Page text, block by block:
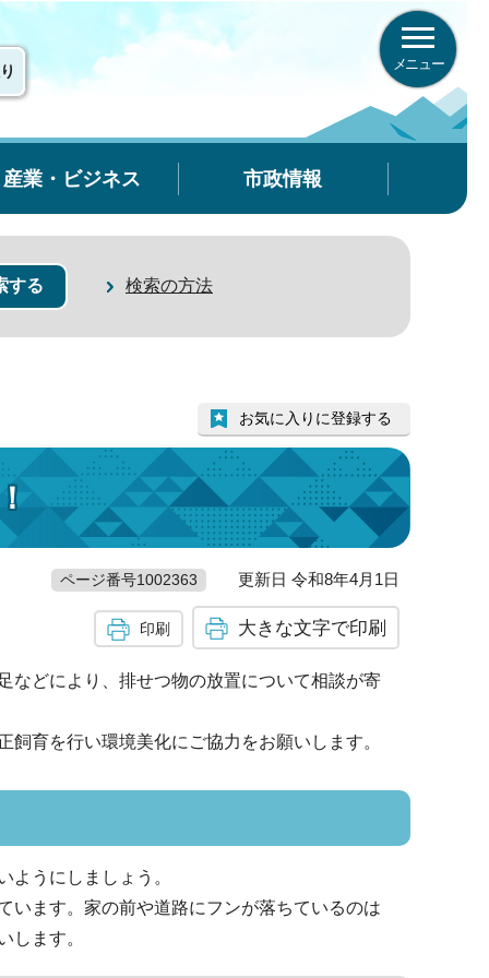
メニュー
産業・ビジネス 市政情報
検索の方法
お気に入りに登録する
ページ番号1002363 更新日 令和8年4月1日
印刷 大きな文字で印刷
などにより、排せつ物の放置について相談が寄
育を行い環境美化にご協力をお願いします。
ようにしましょう。
います。家の前や道路にフンが落ちているのは
します。